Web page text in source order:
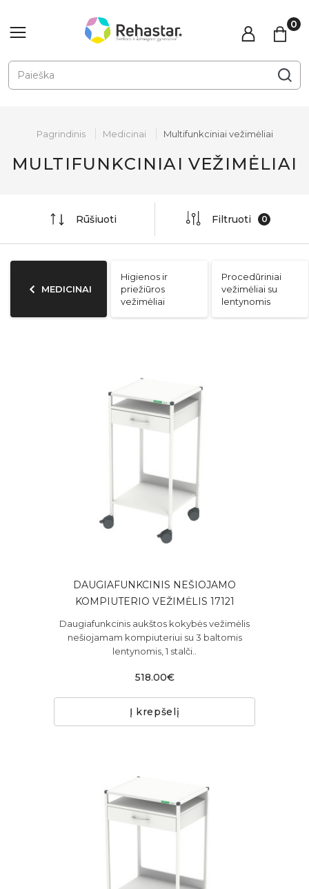
Pagrindinis Medicinai Multifunkciniai vežimėliai
MULTIFUNKCINIAI VEŽIMĖLIAI
Rūšiuoti Filtruoti
MEDICINAI
Higienos ir
priežiūros
vežimėliai
Procedūriniai
vežimėliai su
lentynomis
DAUGIAFUNKCINIS NEŠIOJAMO
KOMPIUTERIO VEŽIMĖLIS 17121
Daugiafunkcinis aukštos kokybės vežimėlis
nešiojamam kompiuteriui su 3 baltomis
lentynomis, 1 stalči..
518.00€
Į krepšelį